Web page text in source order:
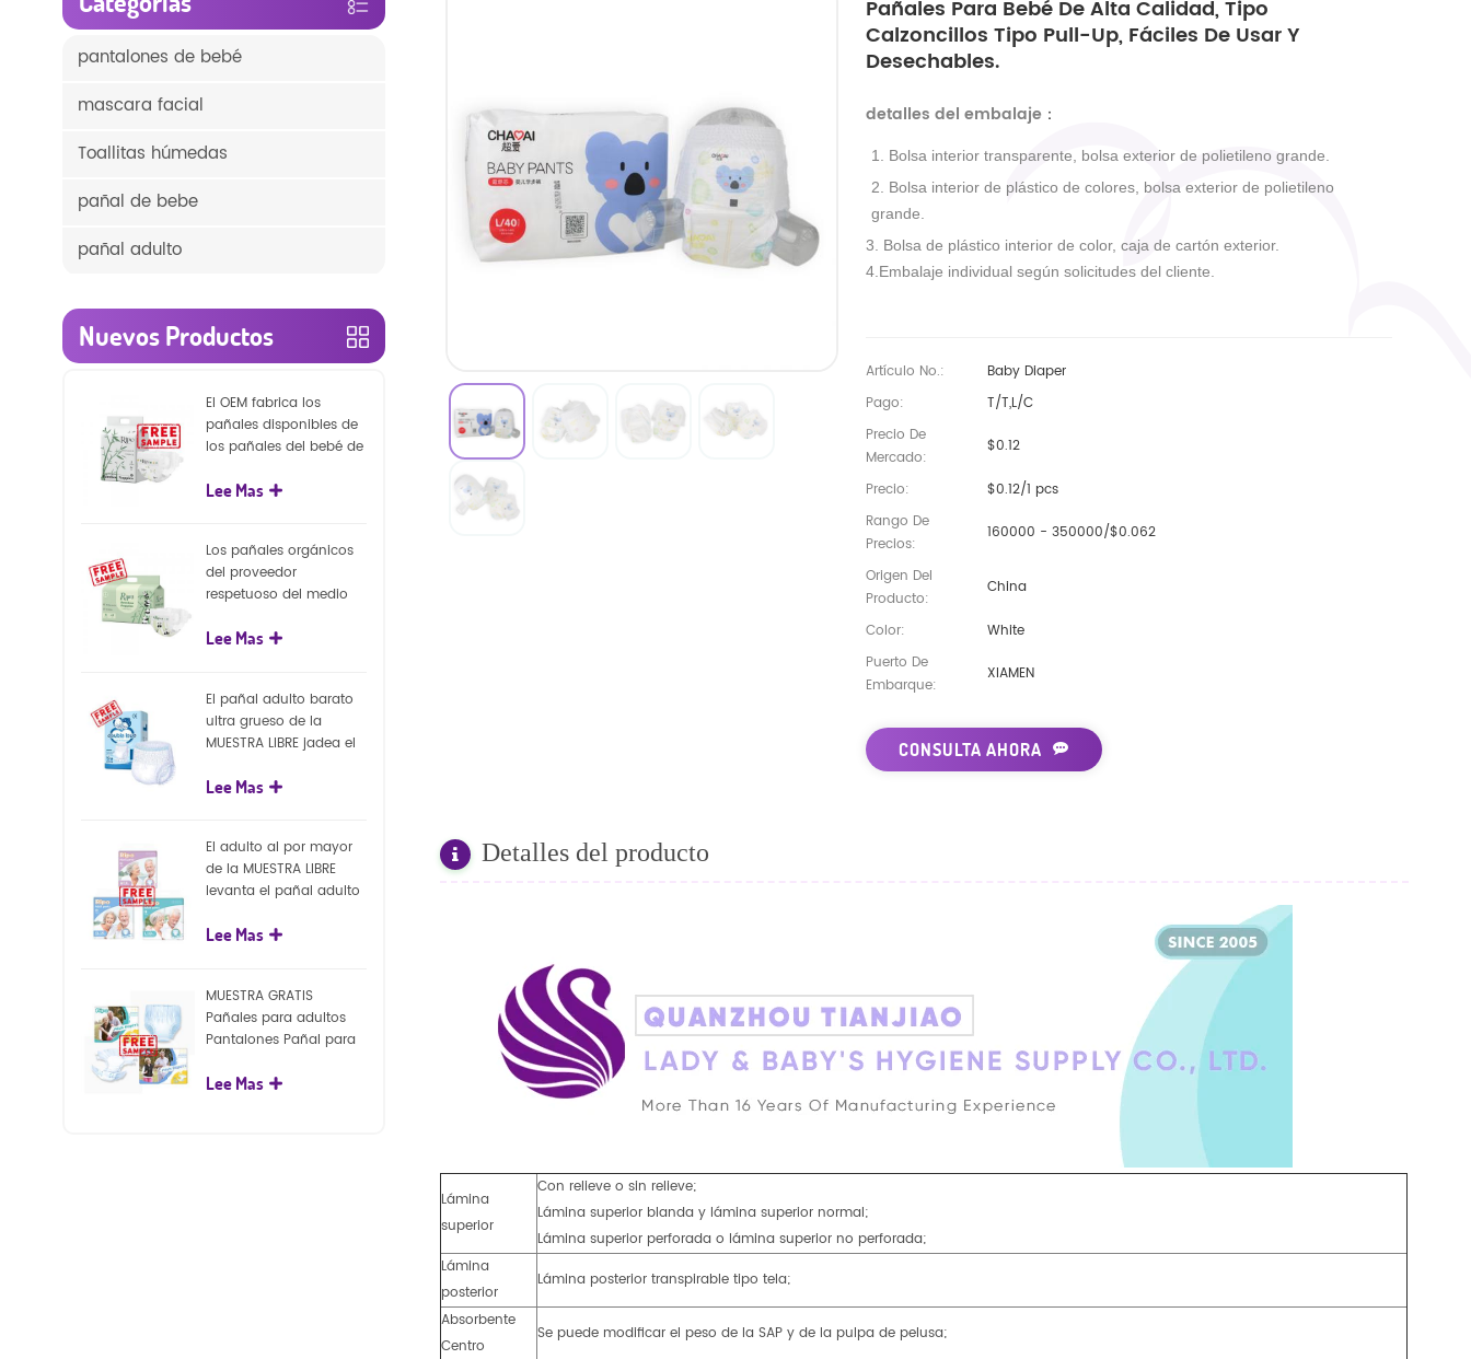
Pañales Para Bebé De Alta Calidad, Tipo
Calzoncillos Tipo Pull-Up, Fáciles De Usar Y
Desechables.
detalles del embalaje：
1. Bolsa interior transparente, bolsa exterior de polietileno grande.
2. Bolsa interior de plástico de colores, bolsa exterior de polietileno
grande.
3. Bolsa de plástico interior de color, caja de cartón exterior.
4.Embalaje individual según solicitudes del cliente.
Artículo No.:
Baby Diaper
Pago:
T/T,L/C
Precio De
Mercado:
$0.12
Precio:
$0.12/1 pcs
Rango De
Precios:
160000 - 350000/$0.062
Origen Del
Producto:
China
Color:
White
Puerto De
Embarque:
XIAMEN
CONSULTA AHORA
Detalles del producto
Lámina
superior
Con relieve o sin relieve;
Lámina superior blanda y lámina superior normal;
Lámina superior perforada o lámina superior no perforada;
Lámina
posterior
Lámina posterior transpirable tipo tela;
Absorbente
Centro
Se puede modificar el peso de la SAP y de la pulpa de pelusa;
pantalones de bebé
mascara facial
Toallitas húmedas
pañal de bebe
pañal adulto
Nuevos Productos
El OEM fabrica los
pañales disponibles de
los pañales del bebé de
capa superficial
Lee Mas
Los pañales orgánicos
del proveedor
respetuoso del medio
llegada venden al por
de la naturaleza
Lee Mas
El pañal adulto barato
ultra grueso de la
MUESTRA LIBRE jadea el
para el adulto
Lee Mas
El adulto al por mayor
de la MUESTRA LIBRE
levanta el pañal adulto
pantalones del pañal
Lee Mas
MUESTRA GRATIS
Pañales para adultos
Pantalones Pañal para
para adultos
Lee Mas